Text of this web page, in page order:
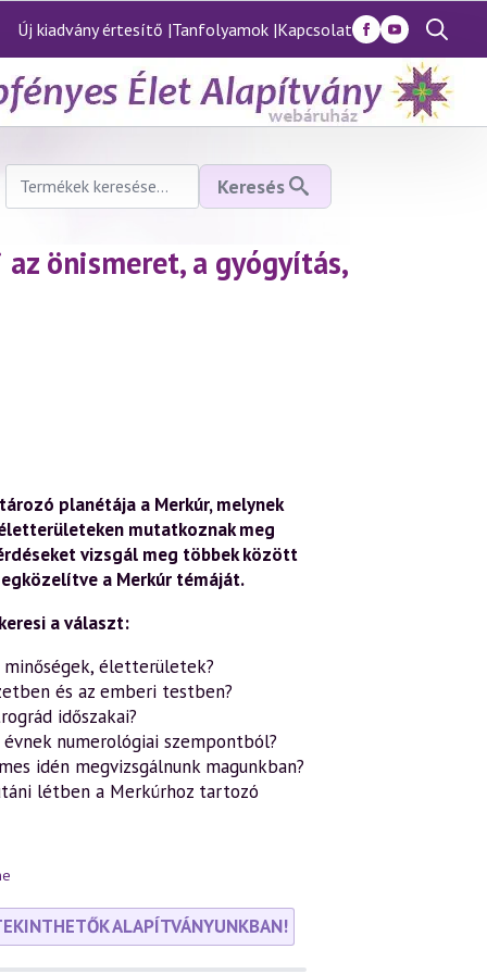
Új kiadvány értesítő |Tanfolyamok |Kapcsolat
Search
for:
Keresés
következőre:
Keresés
önismeret, a gyógyítás,
planétája a Merkúr, melynek
mutatkoznak meg
vizsgál meg többek között
a Merkúr témáját.
a választ:
életterületek?
és az emberi testben?
időszakai?
numerológiai szempontból?
idén megvizsgálnunk magunkban?
létben a Merkúrhoz tartozó
ALAPÍTVÁNYUNKBAN!